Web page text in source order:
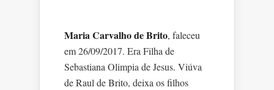
Maria Carvalho de Brito, faleceu
em 26/09/2017. Era Filha de
Sebastiana Olimpia de Jesus. Viúva
de Raul de Brito, deixa os filhos